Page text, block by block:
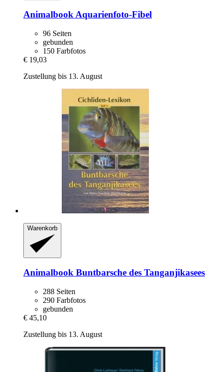
Animalbook Aquarienfoto-​Fibel
96 Seiten
gebunden
150 Farbfotos
€ 19,03
Zustellung bis 13. August
Warenkorb
Animalbook Buntbarsche des Tanganjikasees
288 Seiten
290 Farbfotos
gebunden
€ 45,10
Zustellung bis 13. August